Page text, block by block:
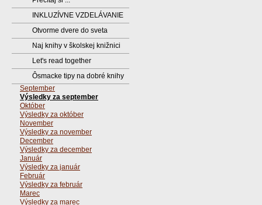
INKLUZÍVNE VZDELÁVANIE
Otvorme dvere do sveta
Naj knihy v školskej knižnici
Let's read together
Ôsmacke tipy na dobré knihy
September
Výsledky za september
Október
Výsledky za október
November
Výsledky za november
December
Výsledky za december
Január
Výsledky za január
Február
Výsledky za február
Marec
Výsledky za marec